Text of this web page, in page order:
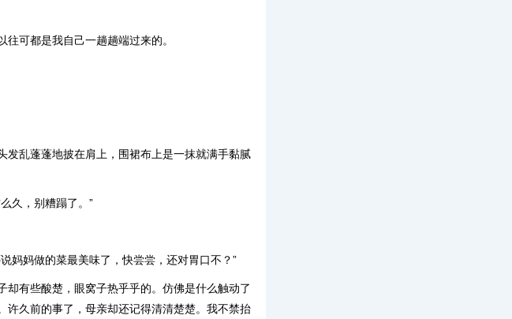
可都是我自己一趟趟端过来的。
发乱蓬蓬地披在肩上，围裙布上是一抹就满手黏腻
久，别糟蹋了。”
妈妈做的菜最美味了，快尝尝，还对胃口不？”
有些酸楚，眼窝子热乎乎的。仿佛是什么触动了
许久前的事了，母亲却还记得清清楚楚。我不禁抬